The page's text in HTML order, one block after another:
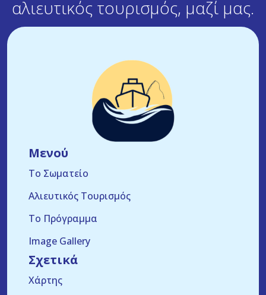
αλιευτικός τουρισμός, μαζί μας.
Μενού
Το Σωματείο
Αλιευτικός Τουρισμός
Το Πρόγραμμα
Image Gallery
Σχετικά
Χάρτης